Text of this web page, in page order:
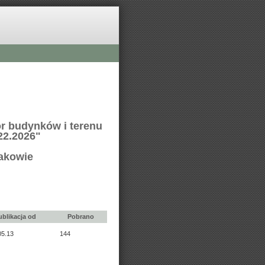
budynków i terenu
od Pobrano
144